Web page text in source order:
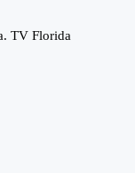
TV Florida